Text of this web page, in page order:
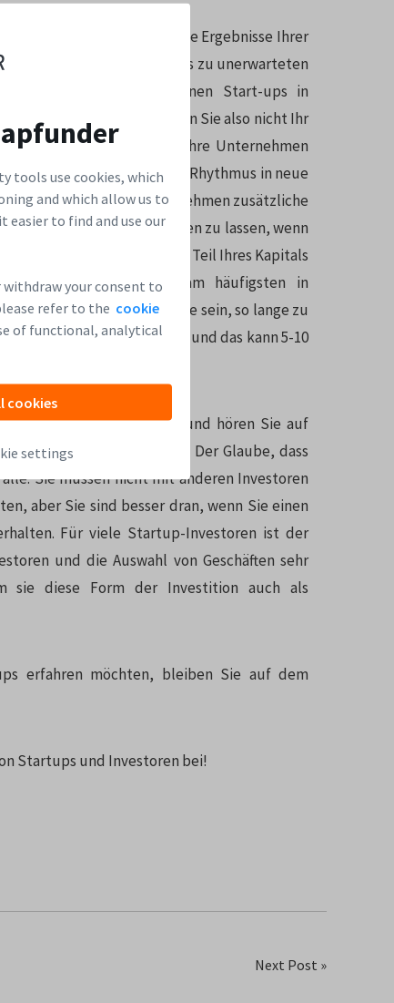
tools use cookies, which
and which allow us to
easier to find and use our
your consent to
refer to the cookie
of functional, analytical
cookies
settings
Kapitalreserve verfügen. Die Ergebnisse Ihrer
In diesen Jahren kann es zu unerwarteten
ist in der Lage, seinen Start-ups in
zu stellen. Investieren Sie also nicht Ihr
Geld benötigen, um Ihre Unternehmen
in gleichmäßigem Rhythmus in neue
falls eines der Unternehmen zusätzliche
ein Unternehmen fallen zu lassen, wenn
dass der größte Teil Ihres Kapitals
und nicht in die, die am häufigsten in
sollten Sie in der Lage sein, so lange zu
die ersten Exits erfolgen… und das kann 5-10
mit anderen Investoren und hören Sie auf
Wissen wie möglich aus. Der Glaube, dass
Sie müssen nicht mit anderen Investoren
aber Sie sind besser dran, wenn Sie einen
Für viele Startup-Investoren ist der
und die Auswahl von Geschäften sehr
sie diese Form der Investition auch als
erfahren möchten, bleiben Sie auf dem
Startups und Investoren bei!
Next Post »